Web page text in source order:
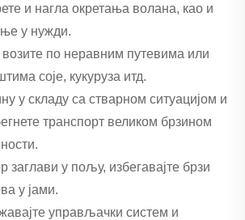
и нагла окретања волана, као и
у нужди.
по неравним путевима или
соје, кукуруза итд.
у складу са стварном ситуацијом и
транспорт великом брзином
заглави у пољу, избегавајте брзи
у јами.
управљачки систем и